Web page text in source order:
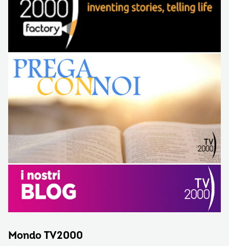
Mondo TV2000